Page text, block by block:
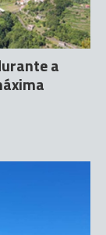
a